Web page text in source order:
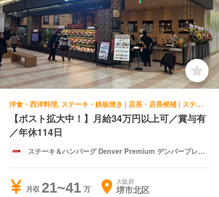
洋食・西洋料理, ステーキ・鉄板焼き | 店長・店長候補 | ステーキ＆ハンバーグ Denver Premium デンバープレミアム イオンモール堺北花田店
【ポスト拡大中！】月給34万円以上可／賞与有
／年休114日
ステーキ＆ハンバーグ Denver Premium デンバープレミ
月収 21~41 大阪府
堺市北区